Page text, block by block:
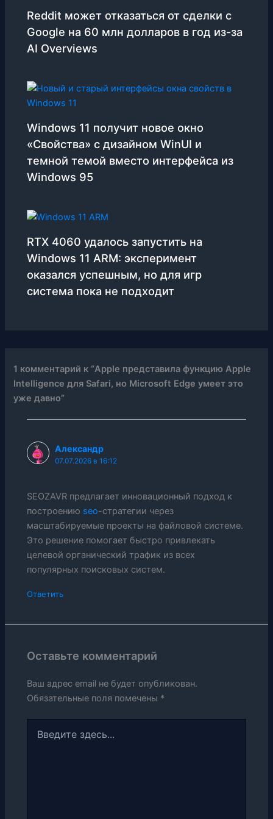
Reddit может отказаться от сделки с
Google на 60 млн долларов в год из-за
AI Overviews
Windows 11 получит новое окно
«Свойства» с дизайном WinUI и
темной темой вместо интерфейса из
Windows 95
RTX 4060 удалось запустить на
Windows 11 ARM: эксперимент
оказался успешным, но для игр
система пока не подходит
1 комментарий к “Apple представила функцию Apple
Intelligence для Safari, но Microsoft Edge умеет это
уже давно”
Александр
07.07.2026 в 16:12
SEOZAVR предлагает инновационный подход к
построению seo-стратегии через
масштабируемые проекты на файловой системе.
Это решение помогает быстро привлекать
целевой органический трафик из всех
популярных поисковых систем.
Ответить
Оставьте комментарий
Ваш адрес email не будет опубликован.
Обязательные поля помечены *
здесь...